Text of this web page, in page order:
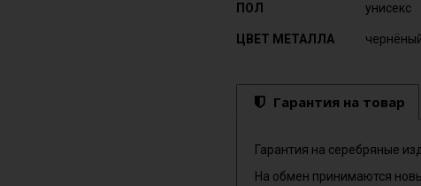
ПОЛ унисекс
ЦВЕТ МЕТАЛЛА
Гарантия на товар
Гарантия на серебряные
На обмен принимаются